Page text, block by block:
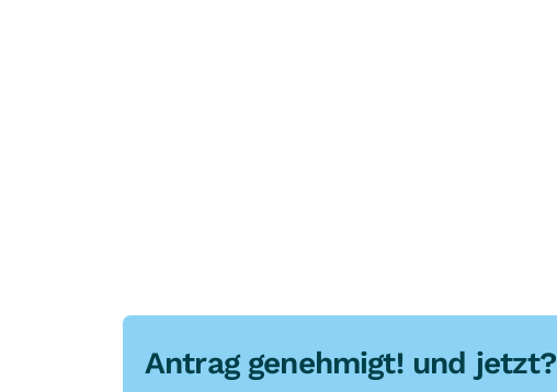
Antrag genehmigt! und jetzt?